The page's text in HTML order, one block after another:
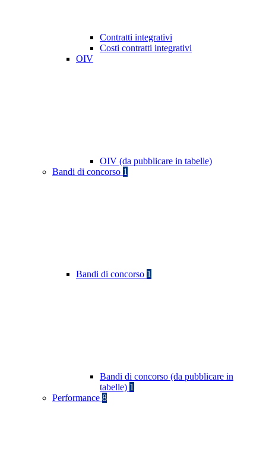
Contratti integrativi
Costi contratti integrativi
OIV
OIV (da pubblicare in tabelle)
Bandi di concorso 1
Bandi di concorso 1
Bandi di concorso (da pubblicare in
tabelle) 1
Performance 8